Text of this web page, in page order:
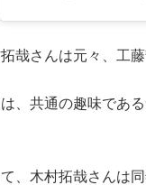
哉さんは元々、工
は、共通の趣味であ
、木村拓哉さんは